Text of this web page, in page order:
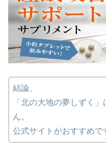
結論、
「北の大地の夢しずく
ん。
公式サイトがおすすめで